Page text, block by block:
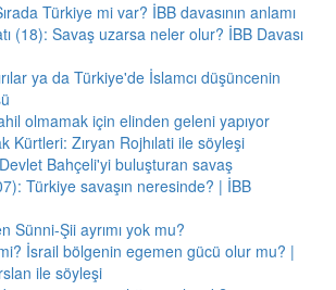
Türkiye mi var? İBB davasının anlamı
(18): Savaş uzarsa neler olur? İBB Davası
ya da Türkiye'de İslamcı düşüncenin
olmamak için elinden geleni yapıyor
Kürtleri: Zıryan Rojhılati ile söyleşi
Bahçeli'yi buluşturan savaş
Türkiye savaşın neresinde? | İBB
Sünni-Şii ayrımı yok mu?
İsrail bölgenin egemen gücü olur mu? |
ile söyleşi